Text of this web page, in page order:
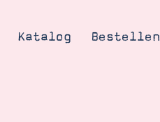
Katalog Bestellen